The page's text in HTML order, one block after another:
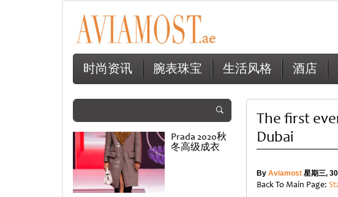
时尚资讯 腕表珠宝 生活风格 酒店
Prada 2020秋
冬高级成衣
The first
Dubai
By Aviamost星期三,
Back To Main Page: